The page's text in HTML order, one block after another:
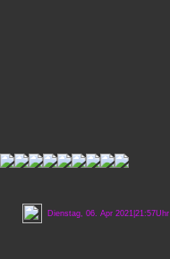
Dienstag, 06. Apr 2021|21:57Uhr